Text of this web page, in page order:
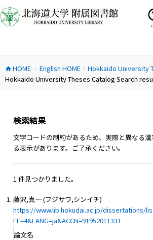
ン
テ
ス
キ
home HOME chevron_right English HOMEchevron_right Hokkaido University
Hokkaido University Theses Catalog Search
検索結果
文字コードの制約があるため、実際と異なる
る表示があります。ご了承ください。
1 件見つかりました。
藤沢,真一 (フジサワ,シンイチ)
https://www.lib.hokudai.ac.jp/dissertations/
FF=4&LANG=ja&ACCN=91952011331
論文名